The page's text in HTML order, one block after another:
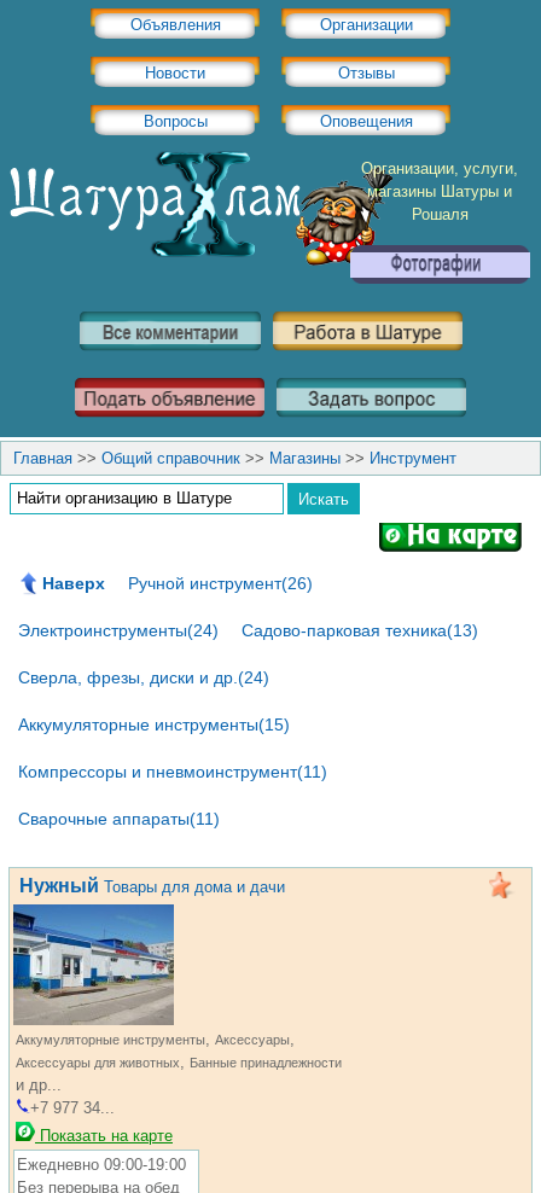
Объявления Организации
Новости Отзывы
Вопросы Оповещения
Организации, услуги,
магазины Шатуры и
Рошаля
Главная >> Общий справочник >> Магазины >> Инструмент
Наверх Ручной инструмент(26)
Электроинструменты(24) Садово-парковая техника(13)
Сверла, фрезы, диски и др.(24)
Аккумуляторные инструменты(15)
Компрессоры и пневмоинструмент(11)
Сварочные аппараты(11)
Нужный Товары для дома и дачи
Аккумуляторные инструменты, Аксессуары,
Аксессуары для животных, Банные принадлежности
и др...
+7 977 34...
Показать на карте
Ежедневно 09:00-19:00
Без перерыва на обед